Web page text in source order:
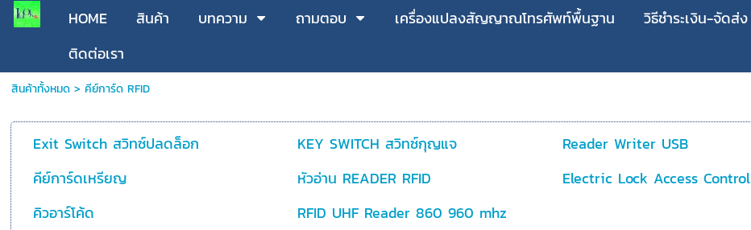
HOME สินค้า บทความ ถามตอบ เครื่องแปลงสัญญาณโทรศัพท์พื้นฐาน วิธีชำระเงิน-จัดส่ง
ติดต่อเรา
สินค้าทั้งหมด> คีย์การ์ด RFID
Exit Switch สวิทซ์ปลดล็อก KEY SWITCH สวิทซ์กุญแจ Reader Writer USB
คีย์การ์ดเหรียญ
หัวอ่าน READER RFID Electric Lock Access Control
คิวอาร์โค้ด
RFID UHF Reader 860 960 mhz